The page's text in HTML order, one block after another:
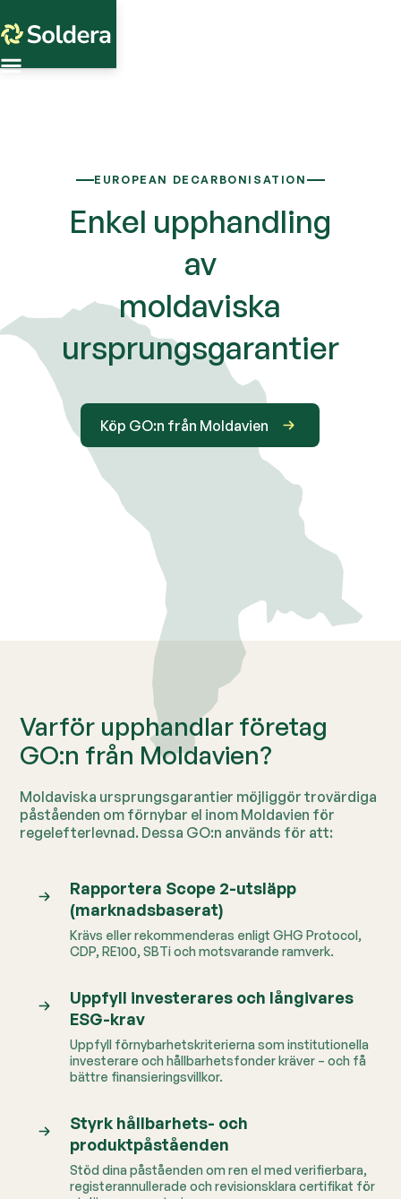
Enkel upphandling
av
moldaviska
ursprungsgarantier
EUROPEAN DECARBONISATION
Köp GO:n från Moldavien
Varför upphandlar företag
GO:n från Moldavien?
Moldaviska ursprungsgarantier möjliggör trovärdiga
påståenden om förnybar el inom Moldavien för
regelefterlevnad. Dessa GO:n används för att:
Rapportera Scope 2-utsläpp
(marknadsbaserat)
Krävs eller rekommenderas enligt GHG Protocol,
CDP, RE100, SBTi och motsvarande ramverk.
Uppfyll investerares och långivares
ESG-krav
Uppfyll förnybarhetskriterierna som institutionella
investerare och hållbarhetsfonder kräver – och få
bättre finansieringsvillkor.
Styrk hållbarhets- och
produktpåståenden
Stöd dina påståenden om ren el med verifierbara,
registerannullerade och revisionsklara certifikat för